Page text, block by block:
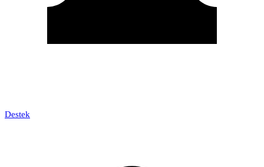
Destek